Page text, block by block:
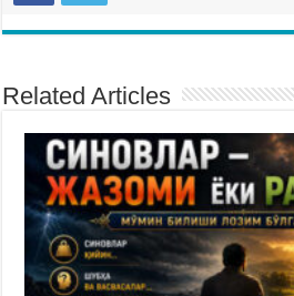
Related Articles